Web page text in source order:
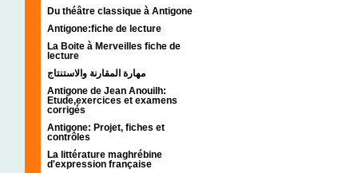
Du théâtre classique à Antigone
Antigone:fiche de lecture
La Boite à Merveilles fiche de
lecture
مهارة المقارنة والاستنتاج
Antigone de Jean Anouilh:
Etude,exercices et examens
corrigés
Antigone: Projet, fiches et
contrôles
La littérature maghrébine
d'expression française